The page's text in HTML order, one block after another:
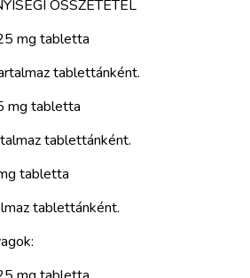
ÖSSZETÉTEL
mg tabletta
tablettánként.
mg tabletta
tablettánként.
tabletta
tablettánként.